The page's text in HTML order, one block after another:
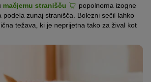
mačjemu stranišču
popolnoma izogne
podela zunaj stranišča. Bolezni sečil lahko
težava, ki je neprijetna tako za žival kot